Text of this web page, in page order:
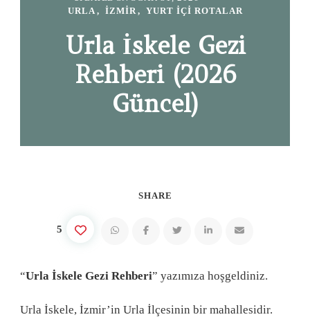
URLA
İZMIR YURT İÇI ROTALAR
Urla İskele Gezi
Rehberi (2026
Güncel)
SHARE
5
“Urla İskele Gezi Rehberi” yazımıza hoşgeldiniz.
Urla İskele, İzmir’in Urla İlçesinin bir mahallesidir.